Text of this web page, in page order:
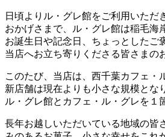
日頃よりル・グレ館をご利用いただ
おかげさまで、ル・グレ館は稲毛海
お誕生日や記念日、ちょっとしたご
当店へお立ち寄りくださる皆さまの
このたび、当店は、西千葉カフェ・
新店舗は現在よりも小さな規模とな
ル・グレ館とカフェ・ル・グレを１
長年お越しいただいている地域の皆